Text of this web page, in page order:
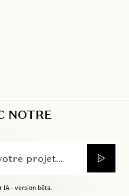
NOTRE
otre projet...
IA - version bêta.
Mentions légales